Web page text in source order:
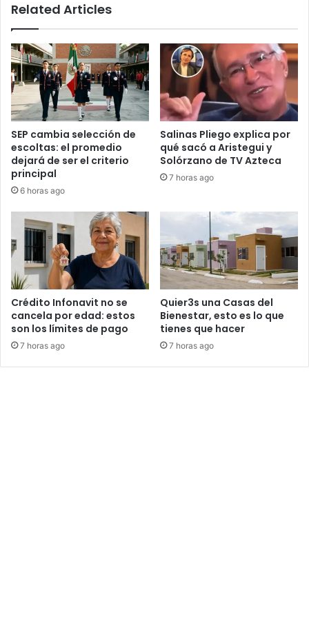
Related Articles
SEP cambia selección de
escoltas: el promedio
dejará de ser el criterio
principal
6 horas ago
Salinas Pliego explica por
qué sacó a Aristegui y
Solórzano de TV Azteca
7 horas ago
Crédito Infonavit no se
cancela por edad: estos
son los límites de pago
7 horas ago
Quier3s una Casas del
Bienestar, esto es lo que
tienes que hacer
7 horas ago